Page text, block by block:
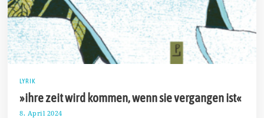
LYRIK
»ihre zeit wird kommen, wenn sie vergangen ist«
8. April 2024